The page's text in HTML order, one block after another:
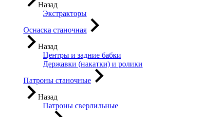
Назад
Экстракторы
Оснаска станочная
Назад
Центры и задние бабки
Державки (накатки) и ролики
Патроны станочные
Назад
Патроны сверлильные